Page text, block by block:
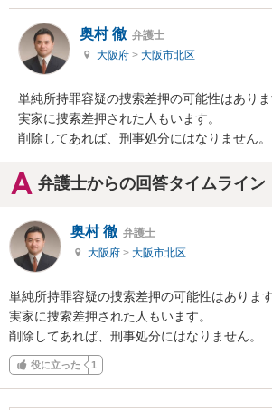
奥村 徹 弁護士
大阪府 > 大阪市北区
単純所持罪容疑の捜索差押の可能性はありま
実家に捜索差押された人もいます。
削除してあれば、刑事処分にはなりません。
弁護士からの回答タイムライン
奥村 徹 弁護士
大阪府 > 大阪市北区
単純所持罪容疑の捜索差押の可能性はあります
実家に捜索差押された人もいます。
削除してあれば、刑事処分にはなりません。
役に立った 1